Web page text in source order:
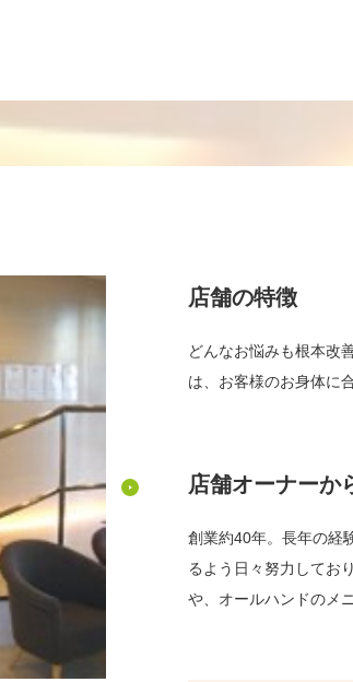
店舗の特徴
どんなお悩みも根本改
は、お客様のお身体に
店舗オーナーか
創業約40年。長年の経
るよう日々努力してお
や、オールハンドのメ